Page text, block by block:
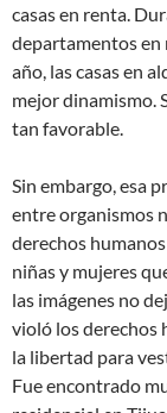
casas en renta.
departamentos en
año, las casas en
mejor dinamismo.
tan favorable.
Sin embargo, esa
entre organismos
derechos
niñas y mujeres
las imágenes no
violó los derechos
la libertad para
Fue encontrado